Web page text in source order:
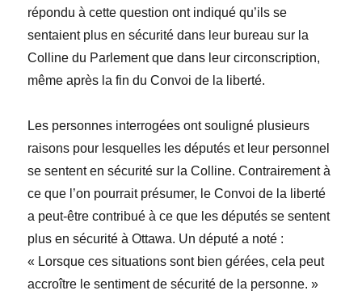
répondu à cette question ont indiqué qu’ils se
sentaient plus en sécurité dans leur bureau sur la
Colline du Parlement que dans leur circonscription,
même après la fin duConvoi de la liberté.
Les personnes interrogées ont souligné plusieurs
raisons pour lesquelles les députés et leur personnel
se sentent en sécurité sur la Colline. Contrairement à
ce que l’on pourrait présumer, leConvoi de la liberté
a peut-être contribué à ce que les députés se sentent
plus en sécurité à Ottawa. Un député a noté :
« Lorsque ces situations sont bien gérées, cela peut
accroître le sentiment de sécurité de la personne. »